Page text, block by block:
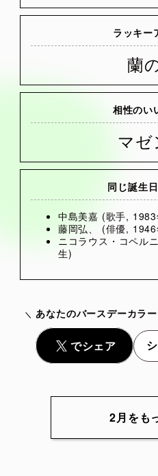
ラッキー
蘭
相性のい
マゼ
同じ誕生
中島美嘉 (歌手,
藤岡弘、 (俳優,
ニコラウス・コペル
生)
あなたのバースデーカラ
2月をも